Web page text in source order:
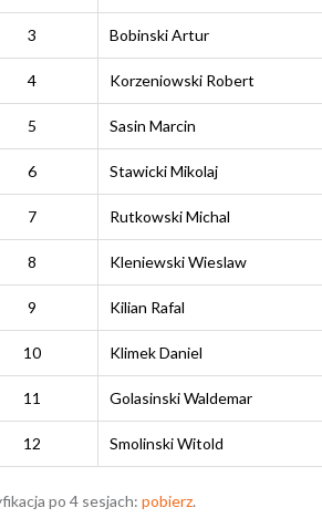
3 Bobinski Artur
4 Korzeniowski Robert
5 Sasin Marcin
6 Stawicki Mikolaj
7 Rutkowski Michal
8 Kleniewski Wieslaw
9 Kilian Rafal
10 Klimek Daniel
11 Golasinski Waldemar
12 Smolinski Witold
po 4 sesjach: pobierz.